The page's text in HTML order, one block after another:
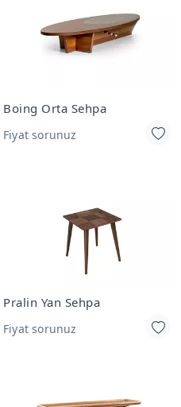
Boing Orta Sehpa
Fiyat sorunuz
Pralin Yan Sehpa
Fiyat sorunuz